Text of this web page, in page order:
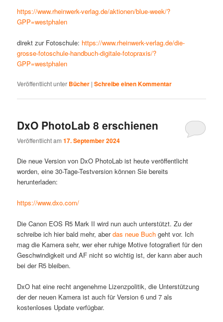
https://www.rheinwerk-verlag.de/aktionen/blue-week/?
GPP=westphalen
direkt zur Fotoschule: https://www.rheinwerk-verlag.de/die-
grosse-fotoschule-handbuch-digitale-fotopraxis/?
GPP=westphalen
Veröffentlicht unter Bücher |Schreibe einen Kommentar
DxO PhotoLab 8 erschienen
Veröffentlicht am17. September 2024
Die neue Version von DxO PhotoLab ist heute veröffentlicht
worden, eine 30-Tage-Testversion können Sie bereits
herunterladen:
https://www.dxo.com/
Die Canon EOS R5 Mark II wird nun auch unterstützt. Zu der
schreibe ich hier bald mehr, aberdas neue Buch geht vor. Ich
mag die Kamera sehr, wer eher ruhige Motive fotografiert für den
Geschwindigkeit und AF nicht so wichtig ist, der kann aber auch
bei der R5 bleiben.
DxO hat eine recht angenehme Lizenzpolitik, die Unterstützung
der der neuen Kamera ist auch für Version 6 und 7 als
kostenloses Update verfügbar.